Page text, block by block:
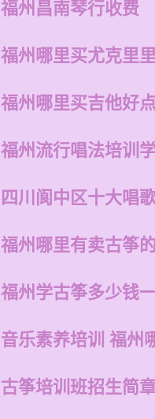
福州昌南琴行收费
福州哪里买尤克里
福州哪里买吉他好
福州流行唱法培训
四川阆中区十大唱
福州哪里有卖古筝
福州学古筝多少钱
音乐素养培训 福州
古筝培训班招生简